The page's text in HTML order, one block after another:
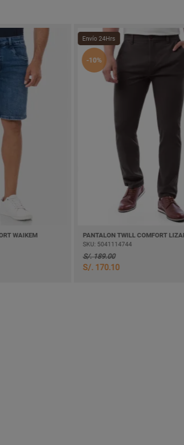
WAIKEM
Envío 24Hrs
-10%
SKU: 5041114744
S/. 189.00
S/. 170.10